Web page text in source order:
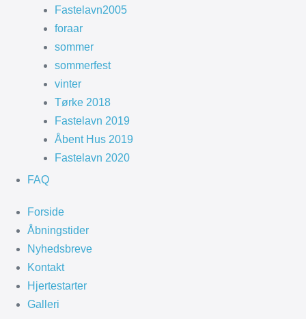
Fastelavn2005
foraar
sommer
sommerfest
vinter
Tørke 2018
Fastelavn 2019
Åbent Hus 2019
Fastelavn 2020
FAQ
Forside
Åbningstider
Nyhedsbreve
Kontakt
Hjertestarter
Galleri